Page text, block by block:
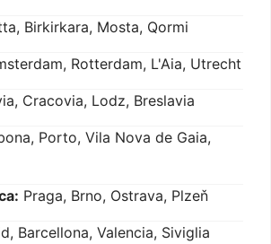
Birkirkara, Mosta, Qormi
Rotterdam, L'Aia, Utrecht
Cracovia, Lodz, Breslavia
Porto, Vila Nova de Gaia,
Praga, Brno, Ostrava, Plzeň
Barcellona, Valencia, Siviglia